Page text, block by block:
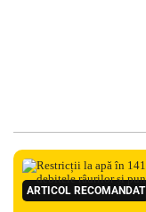
ARTICOL RECOMANDAT